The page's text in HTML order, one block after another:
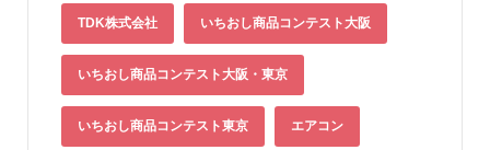
TDK株式会社 いちおし商品コンテスト大阪
いちおし商品コンテスト大阪・東京
いちおし商品コンテスト東京 エアコン